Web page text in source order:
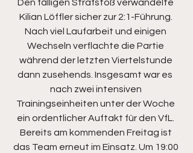
Den fälligen Strafstoß verwandelte
Kilian Löffler sicher zur 2:1-Führung.
Nach viel Laufarbeit und einigen
Wechseln verflachte die Partie
während der letzten Viertelstunde
dann zusehends. Insgesamt war es
nach zwei intensiven
Trainingseinheiten unter der Woche
ein ordentlicher Auftakt für den VfL.
Bereits am kommenden Freitag ist
das Team erneut im Einsatz. Um 19:00